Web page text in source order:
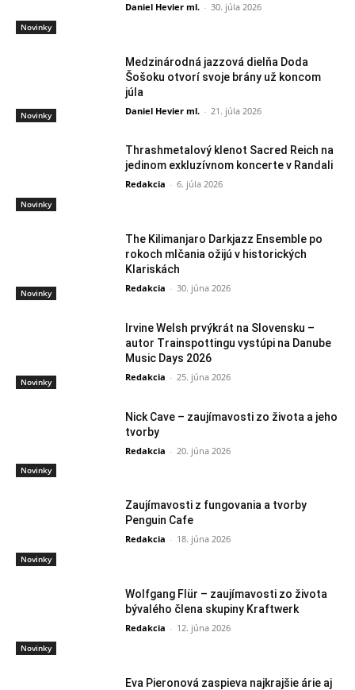
Novinky
Daniel Hevier ml. - 30. júla 2026
Novinky
Medzinárodná jazzová dielňa Doda
Šošoku otvorí svoje brány už koncom
júla
Daniel Hevier ml. - 21. júla 2026
Novinky
Thrashmetalový klenot Sacred Reich na
jedinom exkluzívnom koncerte v Randali
Redakcia - 6. júla 2026
Novinky
The Kilimanjaro Darkjazz Ensemble po
rokoch mlčania ožijú v historických
Klariskách
Redakcia - 30. júna 2026
Novinky
Irvine Welsh prvýkrát na Slovensku –
autor Trainspottingu vystúpi na Danube
Music Days 2026
Redakcia - 25. júna 2026
Novinky
Nick Cave – zaujímavosti zo života a jeho
tvorby
Redakcia - 20. júna 2026
Novinky
Zaujímavosti z fungovania a tvorby
Penguin Cafe
Redakcia - 18. júna 2026
Novinky
Wolfgang Flür – zaujímavosti zo života
bývalého člena skupiny Kraftwerk
Redakcia - 12. júna 2026
Eva Pieronová zaspieva najkrajšie árie aj